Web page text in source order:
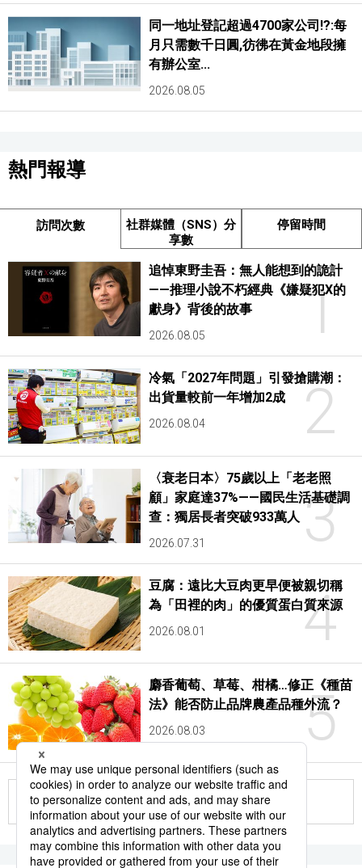
同一地址登記超過4700家公司!?:每
月只需數千日圓,彷彿在黃金地段擁
有辦公室...
2026.08.05
熱門報導
訪問次數
社群媒體（SNS）分
享數
停留時間
1
追悼東野圭吾：無人能想到的詭計
——推理小說不朽經典《嫌疑犯X的
獻身》背後的故事
2026.08.05
2
冷氣「2027年問題」引發搶購潮：
出貨量較前一年增加2成
2026.08.04
3
〈衰老日本〉75歲以上「老老照
顧」家庭達37%——國民生活基礎調
查：獨居長者突破933萬人
2026.07.31
4
豆腐：遠比大豆肉更早便被親切稱
為「田裡的肉」的優質蛋白質來源
2026.08.01
5
麝香葡萄、草莓、柑橘…修正《種苗
法》能否防止品牌農產品種外流？
2026.08.03
更多